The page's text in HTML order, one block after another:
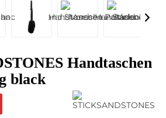
Handtaschen
black